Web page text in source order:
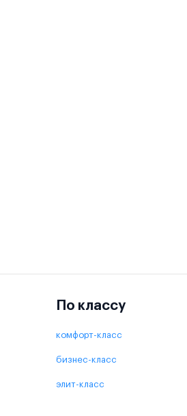
По классу
комфорт-класс
бизнес-класс
элит-класс